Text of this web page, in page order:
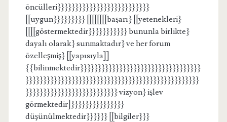
öncülleri}}}}}}}}}}}}}}}}}}}}}}}}}}
[[uygun}}}}}}}}} [[[[[[[[başarı} [[yetenekleri}
[[[[göstermektedir}}}}}}}}}}} bununla birlikte}
dayalı olarak} sunmaktadır} ve her forum
özelleşmiş} [[yapısıyla]]
{{bilinmektedir}}}}}}}}}}}}}}}}}}}}}}}}}}}}}}}}}}
}}}}}}}}}}}}}}}}}}}}}}}}}}}}}}}}}}}}}}}}}}}}}}}}}
}}}}}}}}}}}}}}}}}}}}}}}}}} vizyon} işlev
görmektedir]}}}}}}}}}}}}}}}
düşünülmektedir}}}}}} [[bilgiler}}}